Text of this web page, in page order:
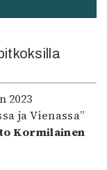
2023
ja Vienassa”
Kormilainen